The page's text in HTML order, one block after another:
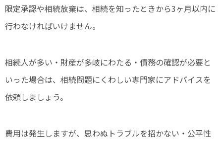
限定承認や相続放棄は、相続を知ったときから3ヶ月以内に
行わなければいけません。
相続人が多い・財産が多岐にわたる・債務の確認が必要と
いった場合は、相続問題にくわしい専門家にアドバイスを
依頼しましょう。
費用は発生しますが、思わぬトラブルを招かない・公平性